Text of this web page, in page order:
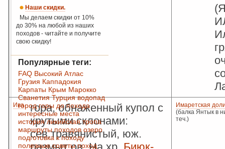
Ива
гора, обнаженный купол с
крутыми склонами:
сев.травянистый, юж.
Имаретская
(балка Янтык в
теч.)
Наши скидки.
Мы делаем скидки от 10%
до 30% на любой из наших
походов - читайте и получите
свою скидку!
Популярные теги:
FAQ Высокий Атлас
Грузия Каппадокия
Карпаты Крым Марокко
Сванетия Турция водопад
город горы до похода
интересные места
история ликийская тропа
маршруты походов озеро
подготовка к походу
полезные советы поход